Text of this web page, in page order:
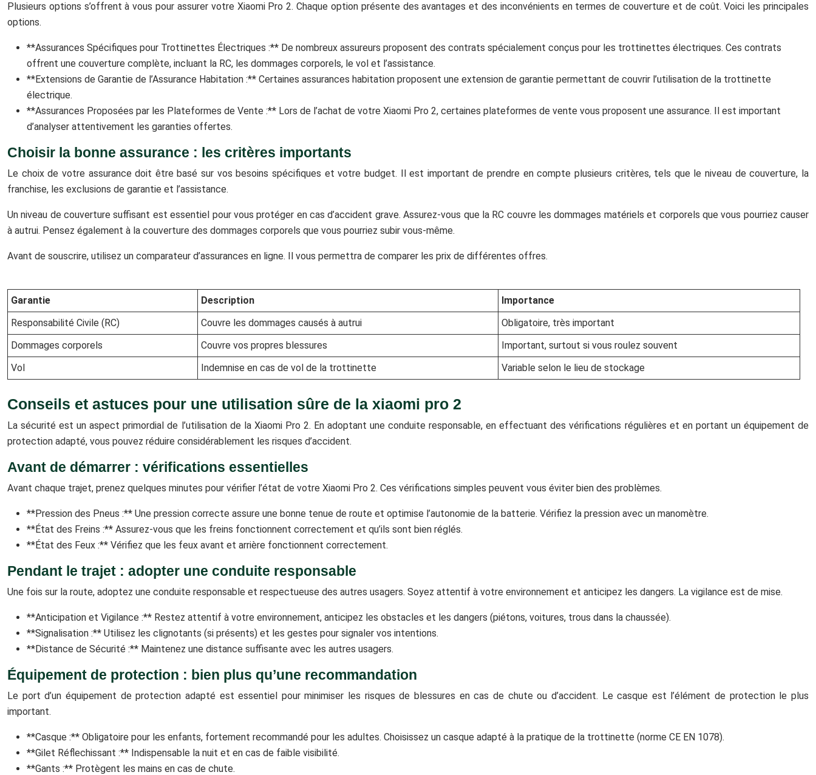
Plusieurs options s’offrent à vous pour assurer votre Xiaomi Pro 2. Chaque option présente des avantages et des inconvénients en termes de couverture et de coût. Voici les principales
options.
**Assurances Spécifiques pour Trottinettes Électriques :** De nombreux assureurs proposent des contrats spécialement conçus pour les trottinettes électriques. Ces contrats
offrent une couverture complète, incluant la RC, les dommages corporels, le vol et l’assistance.
**Extensions de Garantie de l’Assurance Habitation :** Certaines assurances habitation proposent une extension de garantie permettant de couvrir l’utilisation de la trottinette
électrique.
**Assurances Proposées par les Plateformes de Vente :** Lors de l’achat de votre Xiaomi Pro 2, certaines plateformes de vente vous proposent une assurance. Il est important
d’analyser attentivement les garanties offertes.
Choisir la bonne assurance : les critères importants
Le choix de votre assurance doit être basé sur vos besoins spécifiques et votre budget. Il est important de prendre en compte plusieurs critères, tels que le niveau de couverture, la
franchise, les exclusions de garantie et l’assistance.
Un niveau de couverture suffisant est essentiel pour vous protéger en cas d’accident grave. Assurez-vous que la RC couvre les dommages matériels et corporels que vous pourriez causer
à autrui. Pensez également à la couverture des dommages corporels que vous pourriez subir vous-même.
Avant de souscrire, utilisez un comparateur d’assurances en ligne. Il vous permettra de comparer les prix de différentes offres.
Garantie Description
Importance
Responsabilité Civile (RC)
Couvre les dommages causés à autrui
Obligatoire, très important
Dommages corporels
Couvre vos propres blessures
Important, surtout si vous roulez souvent
Vol
Indemnise en cas de vol de la trottinette Variable selon le lieu de stockage
Conseils et astuces pour une utilisation sûre de la xiaomi pro 2
La sécurité est un aspect primordial de l’utilisation de la Xiaomi Pro 2. En adoptant une conduite responsable, en effectuant des vérifications régulières et en portant un équipement de
protection adapté, vous pouvez réduire considérablement les risques d’accident.
Avant de démarrer : vérifications essentielles
Avant chaque trajet, prenez quelques minutes pour vérifier l’état de votre Xiaomi Pro 2. Ces vérifications simples peuvent vous éviter bien des problèmes.
**Pression des Pneus :** Une pression correcte assure une bonne tenue de route et optimise l’autonomie de la batterie. Vérifiez la pression avec un manomètre.
**État des Freins :** Assurez-vous que les freins fonctionnent correctement et qu’ils sont bien réglés.
**État des Feux :** Vérifiez que les feux avant et arrière fonctionnent correctement.
Pendant le trajet : adopter une conduite responsable
Une fois sur la route, adoptez une conduite responsable et respectueuse des autres usagers. Soyez attentif à votre environnement et anticipez les dangers. La vigilance est de mise.
**Anticipation et Vigilance :** Restez attentif à votre environnement, anticipez les obstacles et les dangers (piétons, voitures, trous dans la chaussée).
**Signalisation :** Utilisez les clignotants (si présents) et les gestes pour signaler vos intentions.
**Distance de Sécurité :** Maintenez une distance suffisante avec les autres usagers.
Équipement de protection : bien plus qu’une recommandation
Le port d’un équipement de protection adapté est essentiel pour minimiser les risques de blessures en cas de chute ou d’accident. Le casque est l’élément de protection le plus
important.
**Casque :** Obligatoire pour les enfants, fortement recommandé pour les adultes. Choisissez un casque adapté à la pratique de la trottinette (norme CE EN 1078).
**Gilet Réflechissant :** Indispensable la nuit et en cas de faible visibilité.
**Gants :** Protègent les mains en cas de chute.